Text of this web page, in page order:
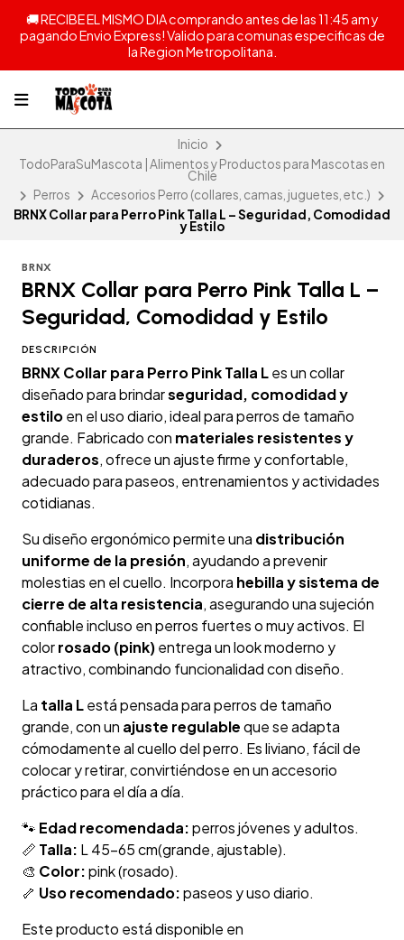
🚚 RECIBE EL MISMO DIA comprando antes de las 11:45 am y
pagando Envio Express! Valido para comunas especificas de
la Region Metropolitana.
Inicio
TodoParaSuMascota | Alimentos y Productos para Mascotas en
Chile
Perros
Accesorios Perro (collares, camas, juguetes, etc.)
BRNX Collar para Perro Pink Talla L – Seguridad, Comodidad
y Estilo
BRNX
BRNX Collar para Perro Pink Talla L –
Seguridad, Comodidad y Estilo
DESCRIPCIÓN
BRNX Collar para Perro Pink Talla Les un collar
diseñado para brindarseguridad, comodidad y
estiloen el uso diario, ideal para perros de tamaño
grande. Fabricado con materiales resistentes y
duraderos, ofrece un ajuste firme y confortable,
adecuado para paseos, entrenamientos y actividades
cotidianas.
Su diseño ergonómico permite una distribución
uniforme de la presión, ayudando a prevenir
molestias en el cuello. Incorpora hebilla y sistema de
cierre de alta resistencia, asegurando una sujeción
confiable incluso en perros fuertes o muy activos. El
colorrosado (pink)entrega un look moderno y
atractivo, combinando funcionalidad con diseño.
La talla Lestá pensada para perros de tamaño
grande, con un ajuste regulableque se adapta
cómodamente al cuello del perro. Es liviano, fácil de
colocar y retirar, convirtiéndose en un accesorio
práctico para el día a día.
🐾 Edad recomendada:perros jóvenes y adultos.
📏 Talla: L 45-65 cm(grande, ajustable).
🎨 Color:pink (rosado).
🦴 Uso recomendado:paseos y uso diario.
Este producto está disponible en